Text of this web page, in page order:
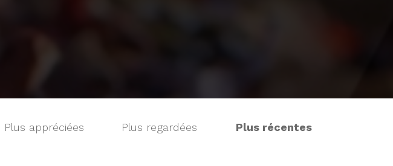
Plus appréciées Plus regardées Plus récentes